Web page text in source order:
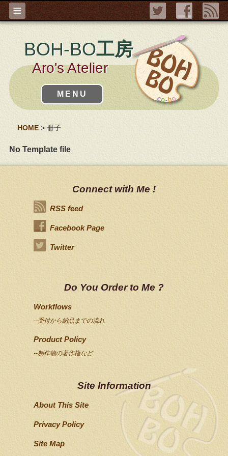
BOH-BO工房
Aro's Atelier
MENU
≡
HOME> 冊子
No Template file
Connect with Me !
RSS feed
Facebook Page
Twitter
Do You Order to Me ?
Workflows
--受付から納品までの流れ
Product Policy
--制作物の著作権など
Site Information
About This Site
Privacy Policy
Site Map